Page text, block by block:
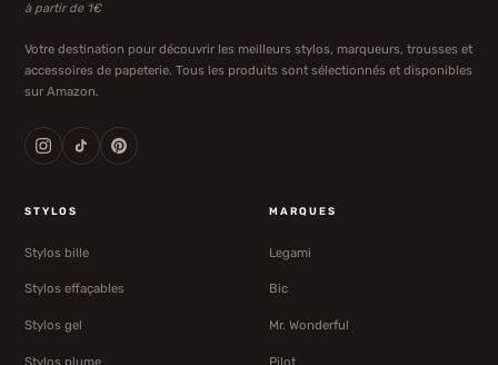
à partir de 1€
Votre destination pour découvrir les meilleurs stylos, marqueurs, trousses et
accessoires de papeterie. Tous les produits sont sélectionnés et disponibles
sur Amazon.
STYLOS
Stylos bille
Stylos effaçables
Stylos gel
Stylos plume
MARQUES
Legami
Bic
Mr. Wonderful
Pilot